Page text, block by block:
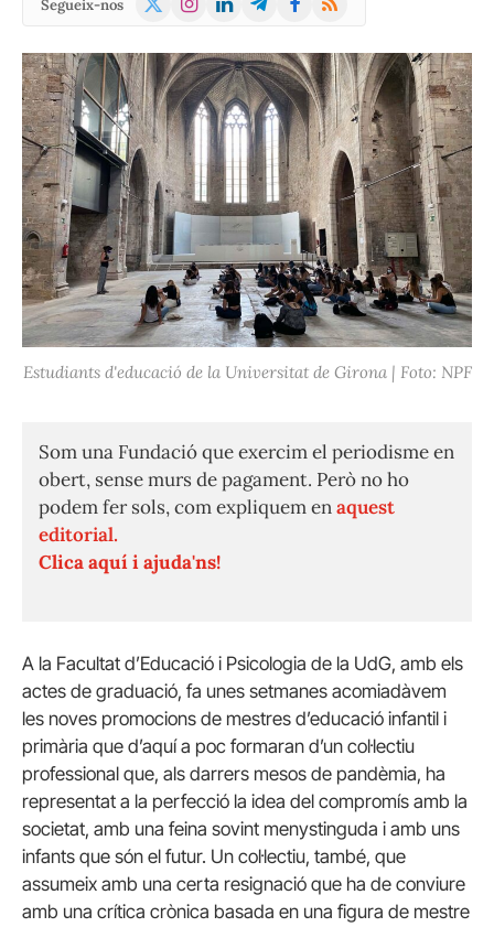
Segueix-nos
Estudiants d'educació de la Universitat de Girona | Foto: NPF
Som una Fundació que exercim el periodisme en
obert, sense murs de pagament. Però no ho
podem fer sols, com expliquem enaquest
editorial.
Clica aquí i ajuda'ns!
A la Facultat d’Educació i Psicologia de la UdG, amb els
actes de graduació, fa unes setmanes acomiadàvem
les noves promocions de mestres d’educació infantil i
primària que d’aquí a poc formaran d’un col·lectiu
professional que, als darrers mesos de pandèmia, ha
representat a la perfecció la idea del compromís amb la
societat, amb una feina sovint menystinguda i amb uns
infants que són el futur. Un col·lectiu, també, que
assumeix amb una certa resignació que ha de conviure
amb una crítica crònica basada en una figura de mestre